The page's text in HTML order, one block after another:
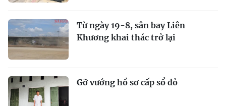
Từ ngày 19-8, sân bay Liên
Khương khai thác trở lại
Gỡ vướng hồ sơ cấp sổ đỏ